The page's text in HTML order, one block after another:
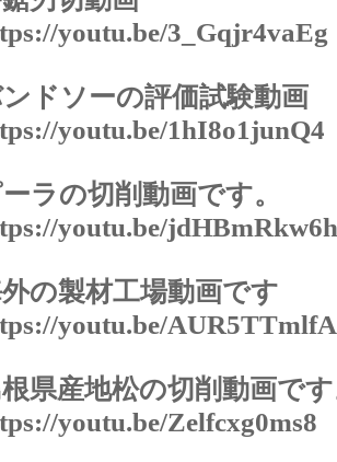
youtu.be/3_Gqjr4vaEg
ドソーの評価試験動画
youtu.be/1hI8o1junQ4
ラの切削動画です。
youtu.be/
の製材工場動画です
youtu.be/
県産地松の切削動画で
youtu.be/Zelfcxg0ms8